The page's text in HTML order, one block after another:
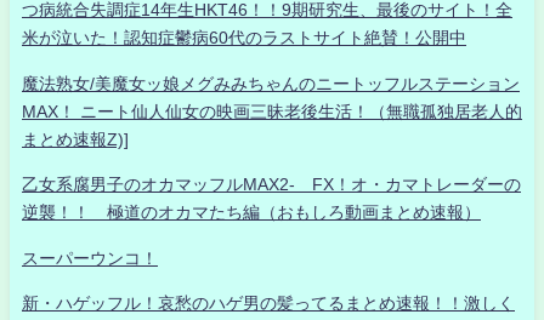
つ病統合失調症14年生HKT46！！9期研究生、最後のサイト！全
米が泣いた！認知症鬱病60代のラストサイト絶賛！公開中
魔法熟女/美魔女ッ娘メグみみちゃんのニートッフルステーション
MAX！ ニート仙人仙女の映画三昧老後生活！（無職孤独居老人的
まとめ速報Z)]
乙女系腐男子のオカマッフルMAX2- FX！オ・カマトレーダーの
逆襲！！ 極道のオカマたち編（おもしろ動画まとめ速報）
スーパーウンコ！
新・ハゲッフル！哀愁のハゲ男の髪ってるまとめ速報！！激しく